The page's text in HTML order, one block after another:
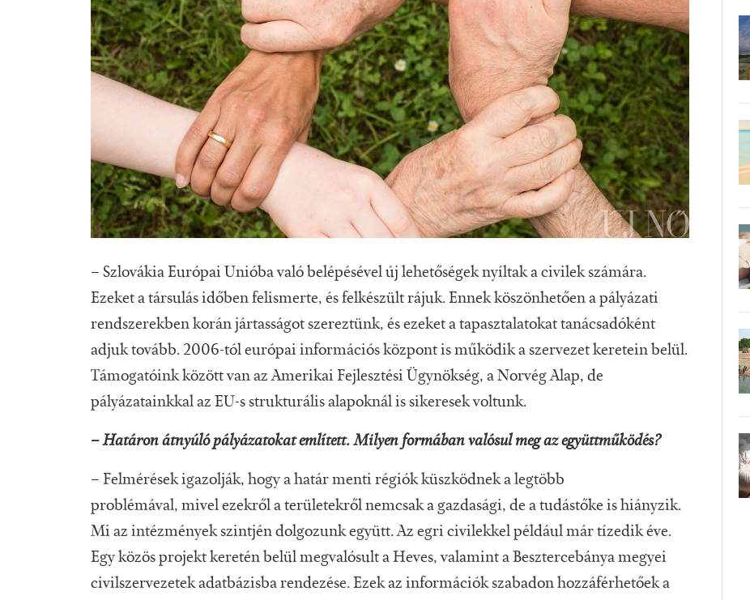
– Szlovákia Európai Unióba való belépésével új lehetőségek nyíltak a civilek számára.
Ezeket a társulás időben felismerte, és felkészült rájuk. Ennek köszönhetően a pályázati
rendszerekben korán jártasságot szereztünk, és ezeket a tapasztalatokat tanácsadóként
adjuk tovább. 2006-tól európai információs központ is működik a szervezet keretein belül.
Támogatóink között van az Amerikai Fejlesztési Ügynökség, a Norvég Alap, de
pályázatainkkal az EU-s strukturális alapoknál is sikeresek voltunk.
–Határon átnyúló pályázatokat említett. Milyen formában valósul meg az együttműködés?
– Felmérések igazolják, hogy a határ menti régiók küszködnek a legtöbb
problémával, mivel ezekről a területekről nemcsak a gazdasági, de a tudástőke is hiányzik.
Mi az intézmények szintjén dolgozunk együtt. Az egri civilekkel például már tízedik éve.
Egy közös projekt keretén belül megvalósult a Heves, valamint a Besztercebánya megyei
civilszervezetek adatbázisba rendezése. Ezek az információk szabadon hozzáférhetőek a